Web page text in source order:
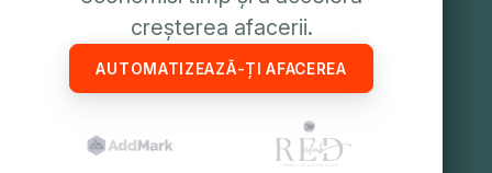
creșterea afacerii.
AUTOMATIZEAZĂ-ȚI AFACEREA